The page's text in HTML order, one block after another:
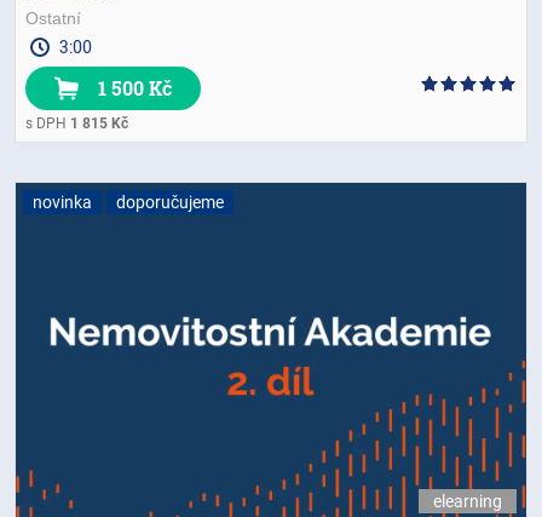
Ostatní
3:00
1 500 Kč
s DPH 1 815 Kč
novinka doporučujeme
elearning